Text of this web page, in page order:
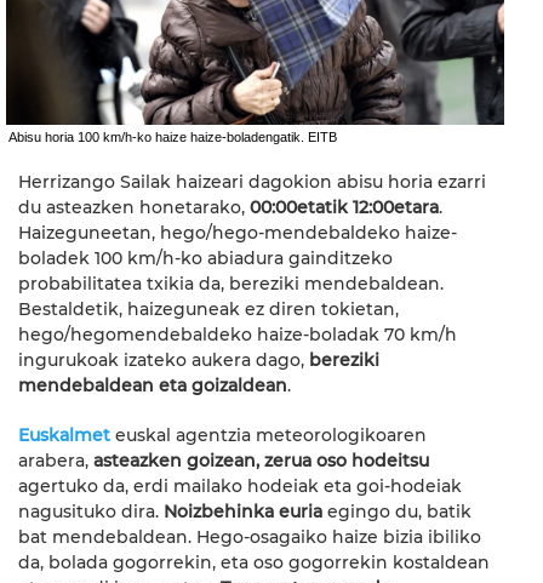
Abisu horia 100 km/h-ko haize haize-boladengatik. EITB
Herrizango Sailak haizeari dagokion abisu horia ezarri
du asteazken honetarako, 00:00etatik 12:00etara.
Haizeguneetan, hego/hego-mendebaldeko haize-
boladek 100 km/h-ko abiadura gainditzeko
probabilitatea txikia da, bereziki mendebaldean.
Bestaldetik, haizeguneak ez diren tokietan,
hego/hegomendebaldeko haize-boladak 70 km/h
ingurukoak izateko aukera dago, bereziki
mendebaldean eta goizaldean.
Euskalmet euskal agentzia meteorologikoaren
arabera, asteazken goizean, zerua oso hodeitsu
agertuko da, erdi mailako hodeiak eta goi-hodeiak
nagusituko dira. Noizbehinka euria egingo du, batik
bat mendebaldean. Hego-osagaiko haize bizia ibiliko
da, bolada gogorrekin, eta oso gogorrekin kostaldean